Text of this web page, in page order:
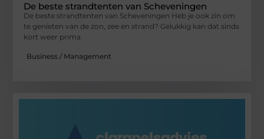
De beste strandtenten van Scheveningen
De beste strandtenten van Scheveningen Heb je ook zin om
te genieten van de zon, zee en strand? Gelukkig kan dat sinds
kort weer prima
Business / Management